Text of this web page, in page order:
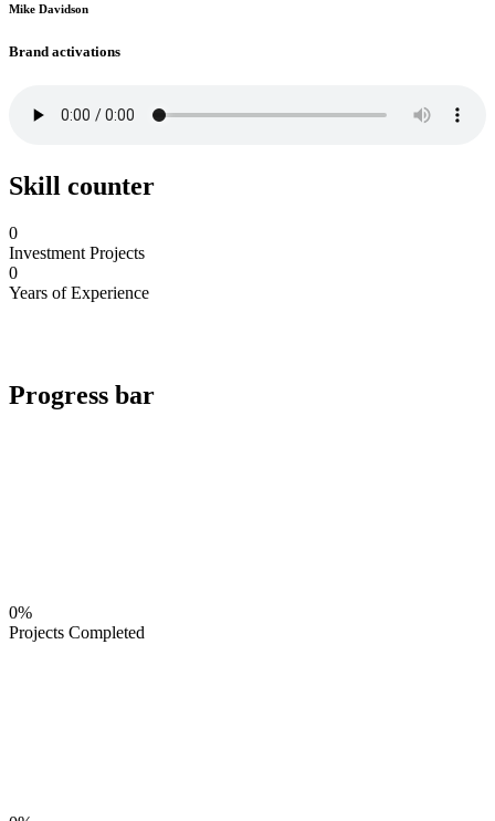
Mike Davidson
Brand activations
Skill counter
0
Investment Projects
0
Years of Experience
Progress bar
0%
Projects Completed